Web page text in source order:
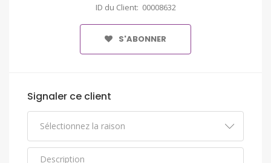
ID du Client: 00008632
S'ABONNER
Signaler ce client